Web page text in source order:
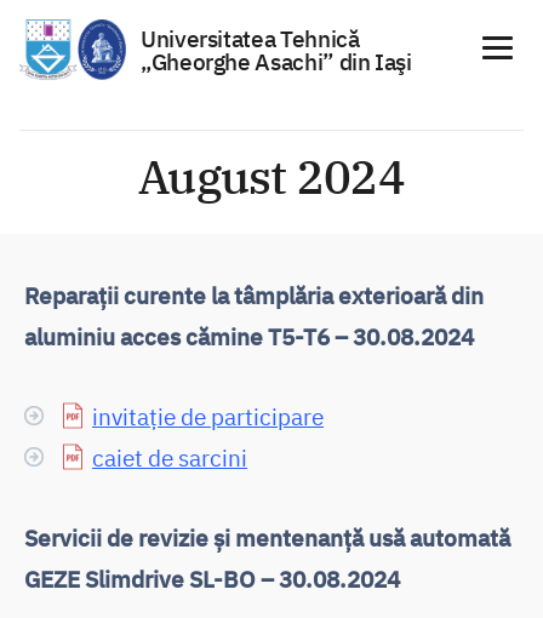
Universitatea Tehnică
„Gheorghe Asachi” din Iaşi
August 2024
Reparații curente la tâmplăria exterioară din
aluminiu acces cămine T5-T6 – 30.08.2024
invitație de participare
caiet de sarcini
Servicii de revizie și mentenanță usă automată
GEZE Slimdrive SL-BO– 30.08.2024